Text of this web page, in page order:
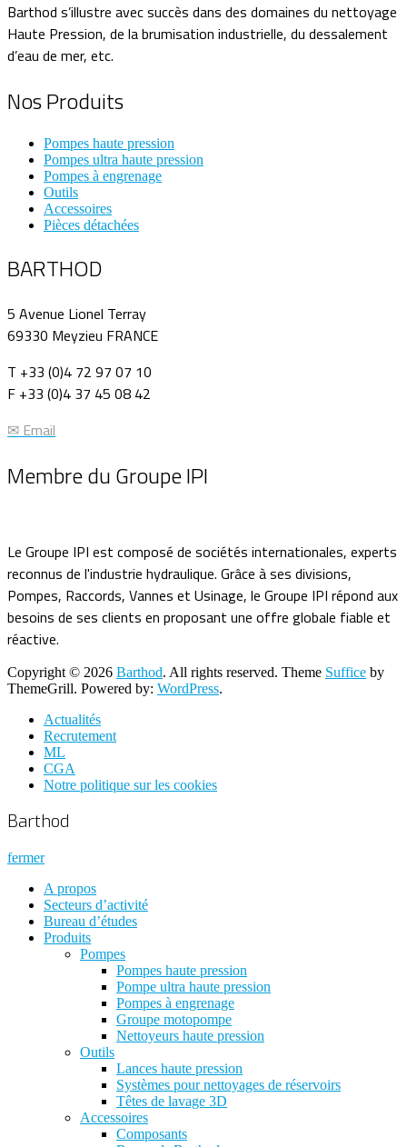
Barthod s’illustre avec succès dans des domaines du nettoyage
Haute Pression, de la brumisation industrielle, du dessalement
d’eau de mer, etc.
Nos Produits
Pompes haute pression
Pompes ultra haute pression
Pompes à engrenage
Outils
Accessoires
Pièces détachées
BARTHOD
5 Avenue Lionel Terray
69330 Meyzieu FRANCE
T +33 (0)4 72 97 07 10
F +33 (0)4 37 45 08 42
✉ Email
Membre du Groupe IPI
Le Groupe IPI est composé de sociétés internationales, experts
reconnus de l'industrie hydraulique. Grâce à ses divisions,
Pompes, Raccords, Vannes et Usinage, le Groupe IPI répond aux
besoins de ses clients en proposant une offre globale fiable et
réactive.
Copyright © 2026 Barthod. All rights reserved. Theme Suffice by
ThemeGrill. Powered by: WordPress.
Actualités
Recrutement
ML
CGA
Notre politique sur les cookies
Barthod
fermer
A propos
Secteurs d’activité
Bureau d’études
Produits
Pompes
Pompes haute pression
Pompe ultra haute pression
Pompes à engrenage
Groupe motopompe
Nettoyeurs haute pression
Outils
Lances haute pression
Systèmes pour nettoyages de réservoirs
Têtes de lavage 3D
Accessoires
Composants